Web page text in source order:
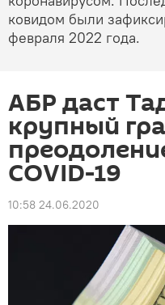
ковидом были
февраля 2022 года.
АБР даст
крупный
COVID-19
10:58 24.06.2020